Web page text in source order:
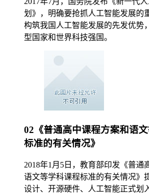
划》，明确要抢抓人工智能发展的
构筑我国人工智能发展的先发优势
型国家和世界科技强国。
02《普通高中课程方案和语
标准的有关情况》
2018年1月5日，教育部印发《普通
语文等学科课程标准的有关情况》
设计、开源硬件、人工智能正式划